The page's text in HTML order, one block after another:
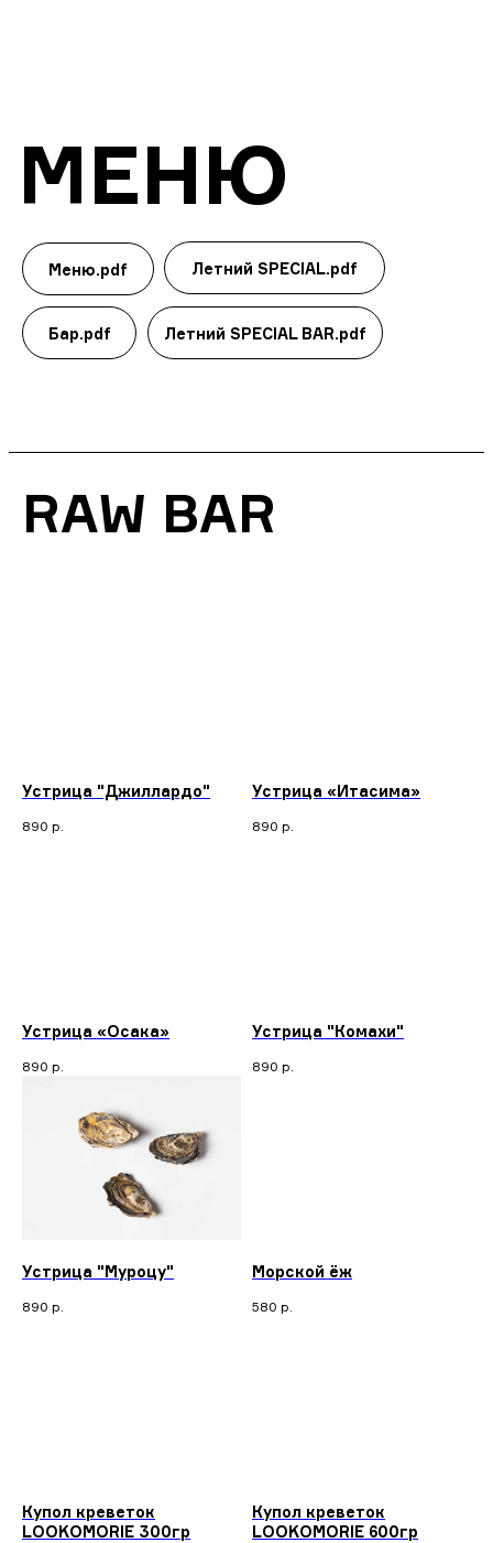
МЕНЮ
Меню.pdf
Бар.pdf Летний SPECIAL BAR.pdf
Летний SPECIAL.pdf
RAW BAR
Устрица "Джиллардо"
890 р.
Устрица «Итасима»
890 р.
Устрица «Осака»
890 р.
Устрица "Комахи"
890 р.
Устрица "Муроцу"
890 р.
Морской ёж
580 р.
Купол креветок
LOOKOMORIE 300гр
Купол креветок
LOOKOMORIE 600гр